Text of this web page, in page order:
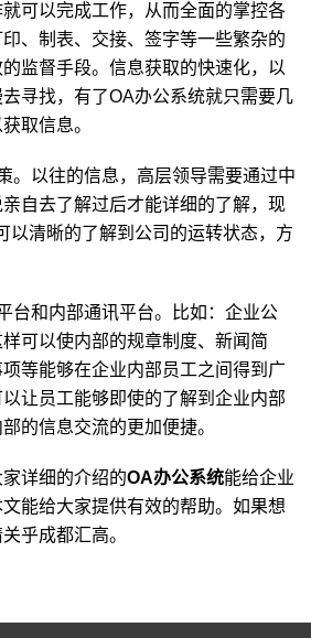
可以完成工作，从而全面的掌控各
、制表、交接、签字等一些繁杂的
监督手段。信息获取的快速化，以
寻找，有了OA办公系统就只需要几
取信息。
。以往的信息，高层领导需要通过中
自去了解过后才能详细的了解，现
以清晰的了解到公司的运转状态，方
台和内部通讯平台。比如：企业公
可以使内部的规章制度、新闻简
等能够在企业内部员工之间得到广
让员工能够即使的了解到企业内部
的信息交流的更加便捷。
详细的介绍的OA办公系统能给企业
能给大家提供有效的帮助。如果想
乎成都汇高。